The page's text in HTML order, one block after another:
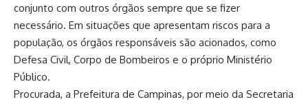
conjunto com outros órgãos sempre que se fizer
necessário. Em situações que apresentam riscos para a
população, os órgãos responsáveis são acionados, como
Defesa Civil, Corpo de Bombeiros e o próprio Ministério
Público.
Procurada, a Prefeitura de Campinas, por meio da Secretaria